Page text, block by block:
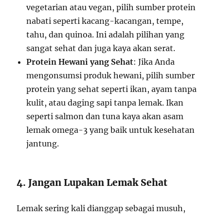
vegetarian atau vegan, pilih sumber protein
nabati seperti kacang-kacangan, tempe,
tahu, dan quinoa. Ini adalah pilihan yang
sangat sehat dan juga kaya akan serat.
Protein Hewani yang Sehat: Jika Anda
mengonsumsi produk hewani, pilih sumber
protein yang sehat seperti ikan, ayam tanpa
kulit, atau daging sapi tanpa lemak. Ikan
seperti salmon dan tuna kaya akan asam
lemak omega-3 yang baik untuk kesehatan
jantung.
4. Jangan Lupakan Lemak Sehat
Lemak sering kali dianggap sebagai musuh,